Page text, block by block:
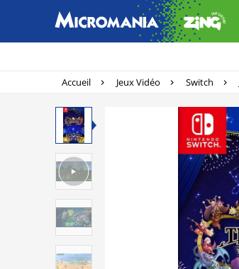
Accueil Jeux Vidéo Switch